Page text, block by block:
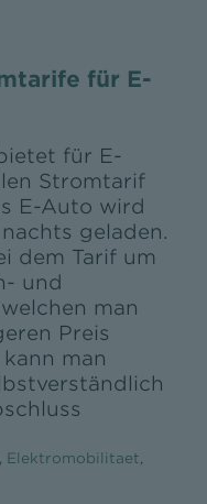
für E-
für E-
Stromtarif
E-Auto wird
geladen.
dem Tarif um
und
man
Preis
man
, Elektromobilitaet,